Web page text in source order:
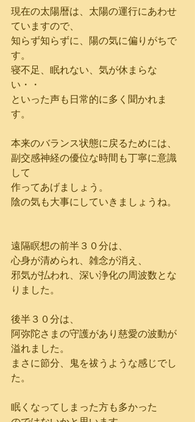
現在の太陽暦は、太陽の運行にあわせ
ていますので、
知らず知らずに、陽の気に偏りがちで
す。
寝不足、眠れない、気が休まらな
い・・
といった声も日常的に多く聞かれま
す。
本来のバランス状態に戻るためには、
副交感神経の優位な時間も丁寧に意識
して
作ってあげましょう。
陰の気も大事にしていきましょうね。
遠隔瞑想の前半３０分は、
心身が清められ、雑念が消え、
邪気が払われ、深い浄化の周波数とな
りました。
後半３０分は、
阿弥陀さまの守護があり慈愛の波動が
溢れました。
まさに節分、鬼を祓うような感じでし
た。
眠くなってしまった方も多かった